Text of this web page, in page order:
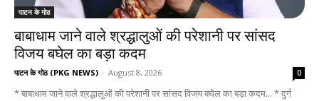
पाटन के गोठ
बाबाधाम जाने वाले श्रद्धालुओं की परेशानी पर सांसद
विजय बघेल का बड़ा कदम
पाटन के गोठ (PKG NEWS) - August 8, 2026 0
* बाबाधाम जाने वाले श्रद्धालुओं की परेशानी पर सांसद विजय बघेल का बड़ा कदम... * दुर्ग